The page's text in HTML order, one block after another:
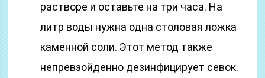
растворе и оставьте на три часа. На
литр воды нужна одна столовая ложка
каменной соли. Этот метод также
непревзойденно дезинфицирует севок.